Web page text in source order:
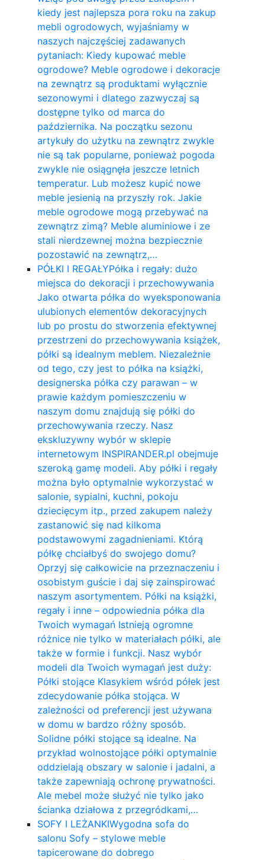
kiedy jest najlepsza pora roku na zakup
mebli ogrodowych, wyjaśniamy w
naszych najczęściej zadawanych
pytaniach: Kiedy kupować meble
ogrodowe? Meble ogrodowe i dekoracje
na zewnątrz są produktami wyłącznie
sezonowymi i dlatego zazwyczaj są
dostępne tylko od marca do
października. Na początku sezonu
artykuły do ​​użytku na zewnątrz zwykle
nie są tak popularne, ponieważ pogoda
zwykle nie osiągnęła jeszcze letnich
temperatur. Lub możesz kupić nowe
meble jesienią na przyszły rok. Jakie
meble ogrodowe mogą przebywać na
zewnątrz zimą? Meble aluminiowe i ze
stali nierdzewnej można bezpiecznie
pozostawić na zewnątrz,…
PÓŁKI I REGAŁYPółka i regały: dużo
miejsca do dekoracji i przechowywania
Jako otwarta półka do wyeksponowania
ulubionych elementów dekoracyjnych
lub po prostu do stworzenia efektywnej
przestrzeni do przechowywania książek,
półki są idealnym meblem. Niezależnie
od tego, czy jest to półka na książki,
designerska półka czy parawan – w
prawie każdym pomieszczeniu w
naszym domu znajdują się półki do
przechowywania rzeczy. Nasz
ekskluzywny wybór w sklepie
internetowym INSPIRANDER.pl obejmuje
szeroką gamę modeli. Aby półki i regały
można było optymalnie wykorzystać w
salonie, sypialni, kuchni, pokoju
dziecięcym itp., przed zakupem należy
zastanowić się nad kilkoma
podstawowymi zagadnieniami. Którą
półkę chciałbyś do swojego domu?
Oprzyj się całkowicie na przeznaczeniu i
osobistym guście i daj się zainspirować
naszym asortymentem. Półki na książki,
regały i inne – odpowiednia półka dla
Twoich wymagań Istnieją ogromne
różnice nie tylko w materiałach półki, ale
także w formie i funkcji. Nasz wybór
modeli dla Twoich wymagań jest duży:
Półki stojące Klasykiem wśród półek jest
zdecydowanie półka stojąca. W
zależności od preferencji jest używana
w domu w bardzo różny sposób.
Solidne półki stojące są idealne. Na
przykład wolnostojące półki optymalnie
oddzielają obszary w salonie i jadalni, a
także zapewniają ochronę prywatności.
Ale mebel może służyć nie tylko jako
ścianka działowa z przegródkami,…
SOFY I LEŻANKIWygodna sofa do
salonu Sofy – stylowe meble
tapicerowane do dobrego